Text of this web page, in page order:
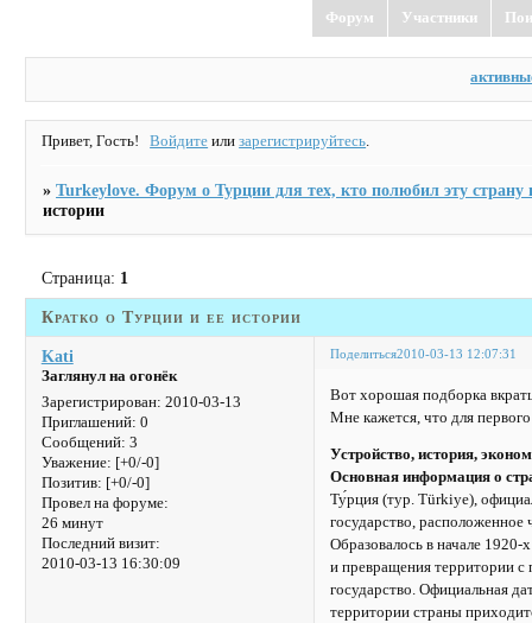
Форум Участники
Привет, Гость! Войдите илизарегистрируйтесь.
»Turkeylove. Форум о Турции для тех, кто полюбил эту страну
истории
Кратко о Турции и ее истории
Страница: 1
Поделиться2010-03-13 12:07:31
Kati
Заглянул на огонёк
Зарегистрирован: 2010-03-13
Приглашений: 0
Сообщений: 3
Уважение: [+0/-0]
Позитив: [+0/-0]
Провел на форуме:
26 минут
Последний визит:
2010-03-13 16:30:09
Вот хорошая подборка
Мне кажется, что для
Устройство, история,
Основная информация о
Ту́рция (тур. Türkiye),
государство,
Образовалось в начале 1920-
и превращения территории с
государство. Официальная
территории страны